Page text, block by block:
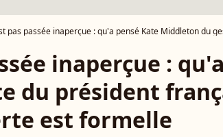
pas passée inaperçue : qu'a pensé Kate Middleton du geste
inaperçue :
du président
est formelle